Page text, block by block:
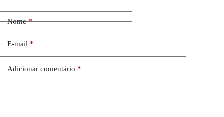
Nome*
E-mail*
Adicionar comentário *